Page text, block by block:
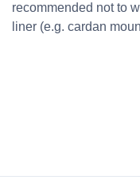
recommended not to
liner (e.g. cardan